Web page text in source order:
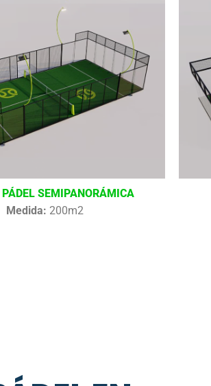
SEMIPANORÁMICA
Medida: 200m2